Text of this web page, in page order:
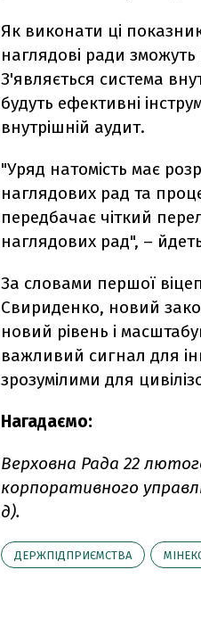
Як виконати ці
наглядові ради зможуть
З'являється система
будуть ефективні
внутрішній аудит.
"Уряд натомість має
наглядових рад та
передбачає чіткий
наглядових рад", –
За словами першої
Свириденко, новий
новий рівень і
важливий сигнал для
зрозумілими для
Нагадаємо:
Верховна Рада 22
корпоративного
д).
ДЕРЖПІДПРИЄМСТВА